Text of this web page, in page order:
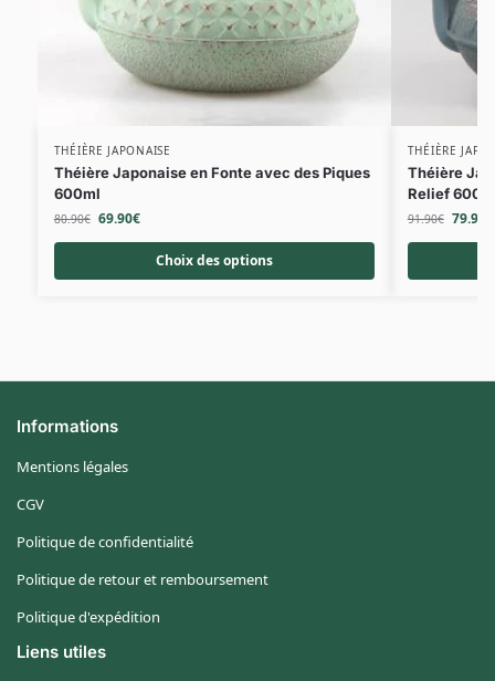
THÉIÈRE JAPONAISE
Théière Japonaise en Fonte avec des Piques
600ml
80.90€ 69.90€
Choix des options
THÉIÈRE
Théière
Relief
91.90€ 79.90
Informations
Mentions légales
CGV
Politique de confidentialité
Politique de retour et remboursement
Politique d'expédition
Liens utiles